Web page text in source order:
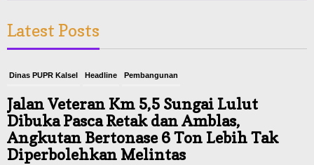
Latest Posts
Dinas PUPR Kalsel Headline Pembangunan
Jalan Veteran Km 5,5 Sungai Lulut
Dibuka Pasca Retak dan Amblas,
Angkutan Bertonase 6 Ton Lebih Tak
Diperbolehkan Melintas